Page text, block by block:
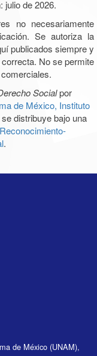
julio de 2026.
no necesariamente
Se autoriza la
publicados siempre y
No se permite
Socialpor
de México, Instituto
se distribuye bajo una
.
de México (UNAM),